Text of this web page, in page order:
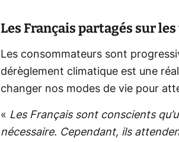
Les Français partagés sur
Les consommateurs sont
dérèglement climatique est une
changer nos modes de vie pour
« Les Français sont conscients
nécessaire. Cependant, ils